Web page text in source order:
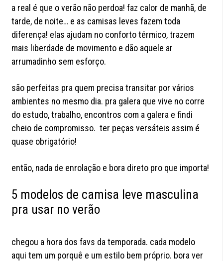
a real é que o verão não perdoa! faz calor de manhã, de
tarde, de noite… e as camisas leves fazem toda
diferença! elas ajudam no conforto térmico, trazem
mais liberdade de movimento e dão aquele ar
arrumadinho sem esforço.
são perfeitas pra quem precisa transitar por vários
ambientes no mesmo dia. pra galera que vive no corre
do estudo, trabalho, encontros com a galera e findi
cheio de compromisso. ter peças versáteis assim é
quase obrigatório!
então, nada de enrolação e bora direto pro que importa!
5 modelos de camisa leve masculina
pra usar no verão
chegou a hora dos favs da temporada. cada modelo
aqui tem um porquê e um estilo bem próprio. bora ver